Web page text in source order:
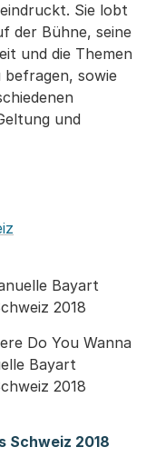
Sie lobt
der Bühne, seine
und die Themen
sowie
und
Bayart
2018
Do You Wanna
Bayart
2018
Schweiz 2018